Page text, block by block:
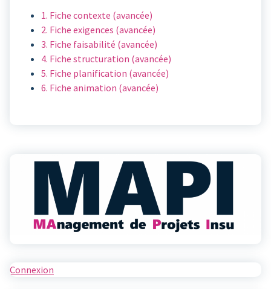
1. Fiche contexte (avancée)
2. Fiche exigences (avancée)
3. Fiche faisabilité (avancée)
4. Fiche structuration (avancée)
5. Fiche planification (avancée)
6. Fiche animation (avancée)
Connexion